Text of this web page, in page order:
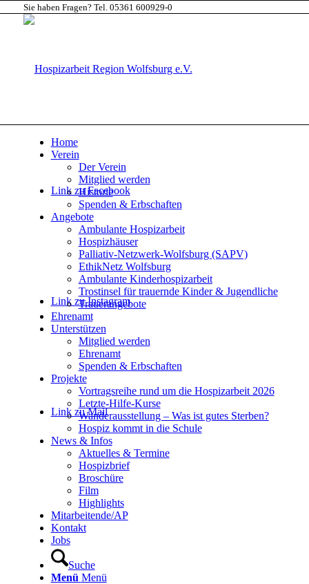
Sie haben Fragen? Tel. 05361 600929-0
Link zu Facebook
Link zu Instagram
Link zu Mail
Home
Verein
Der Verein
Mitglied werden
Historie
Spenden & Erbschaften
Angebote
Ambulante Hospizarbeit
Hospizhäuser
Palliativ-Netzwerk-Wolfsburg (SAPV)
EthikNetz Wolfsburg
Ambulante Kinderhospizarbeit
Trostinsel für trauernde Kinder & Jugendliche
Trauerangebote
Ehrenamt
Unterstützen
Mitglied werden
Ehrenamt
Spenden & Erbschaften
Projekte
Vortragsreihe rund um die Hospizarbeit 2026
Letzte-Hilfe-Kurse
Wanderausstellung – Was ist gutes Sterben?
Hospiz kommt in die Schule
News & Infos
Aktuelles & Termine
Hospizbrief
Broschüre
Film
Highlights
Mitarbeitende/AP
Kontakt
Jobs
Suche
Menü Menü